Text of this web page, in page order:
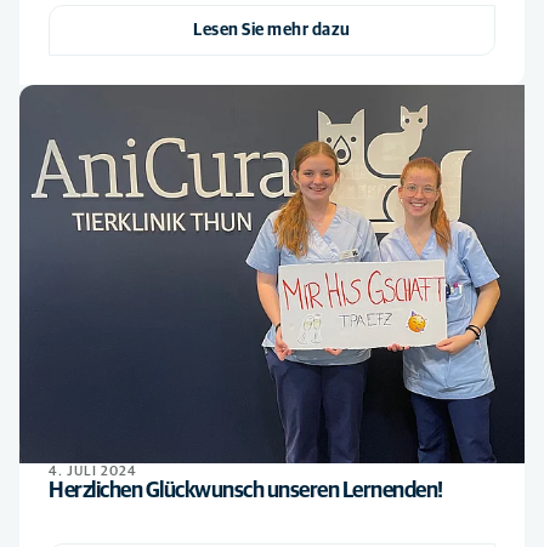
Lesen Sie mehr dazu
4. JULI 2024
Herzlichen Glückwunsch unseren Lernenden!